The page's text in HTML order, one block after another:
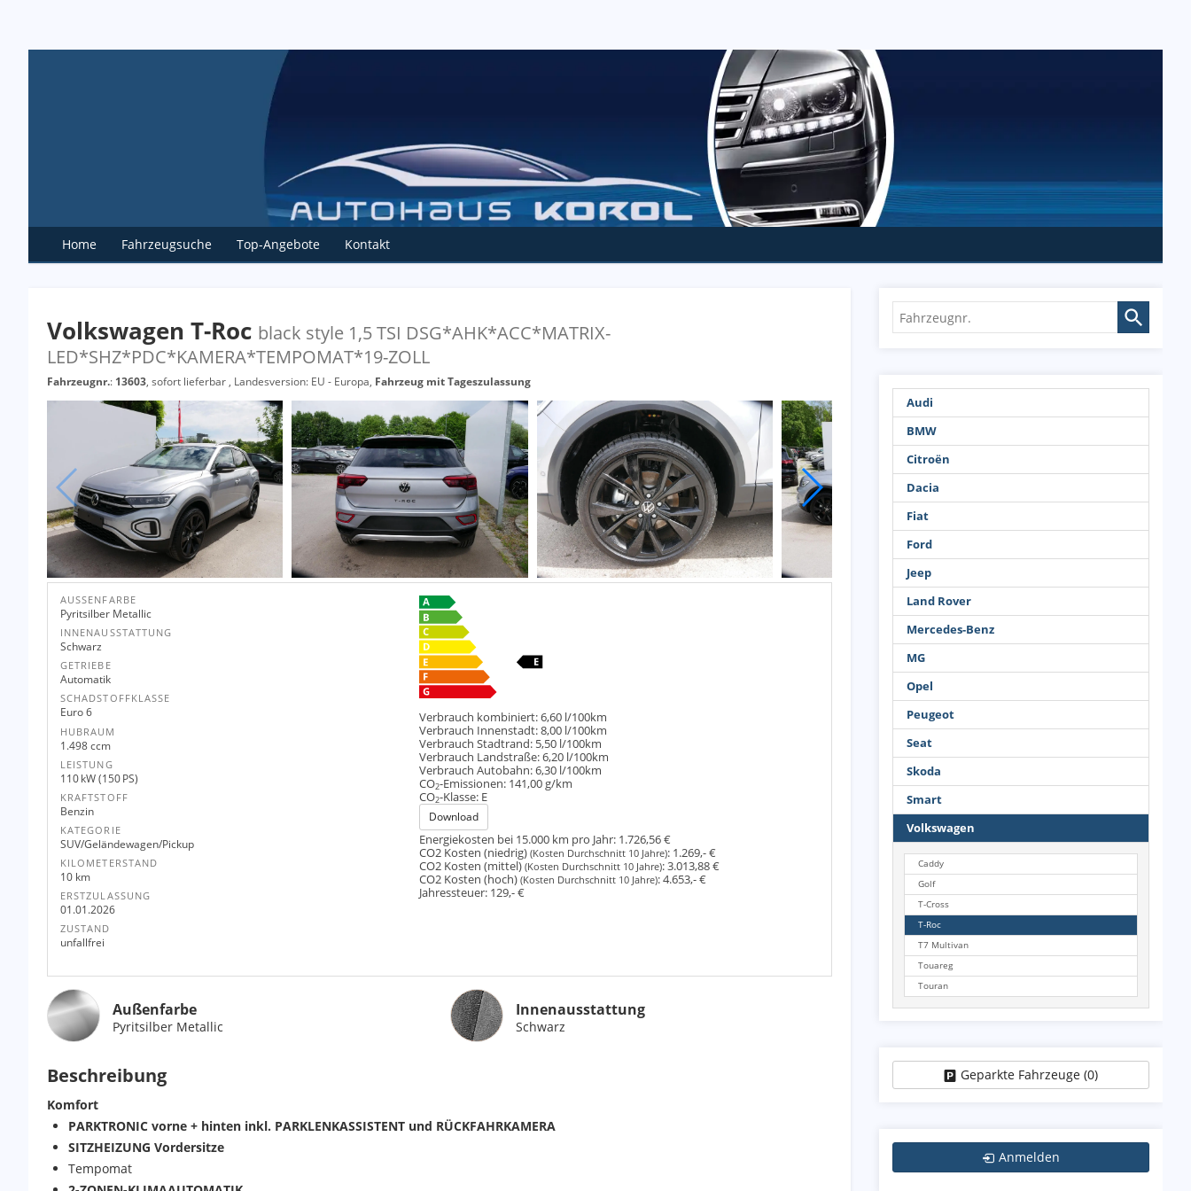
Home Fahrzeugsuche Top-Angebote Kontakt
Volkswagen T-Roc black style 1,5 TSI DSG*AHK*ACC*MATRIX-
LED*SHZ*PDC*KAMERA*TEMPOMAT*19-ZOLL
Fahrzeugnr.: 13603, sofort lieferbar , Landesversion: EU - Europa, Fahrzeug mit Tageszulassung
AUSSENFARBE
Pyritsilber Metallic
INNENAUSSTATTUNG
Schwarz
GETRIEBE
Automatik
SCHADSTOFFKLASSE
Euro 6
HUBRAUM
1.498 ccm
LEISTUNG
110 kW (150 PS)
KRAFTSTOFF
Benzin
KATEGORIE
SUV/Geländewagen/Pickup
KILOMETERSTAND
10 km
ERSTZULASSUNG
01.01.2026
ZUSTAND
unfallfrei
Verbrauch kombiniert:6,60 l/100km
Verbrauch Innenstadt:8,00 l/100km
Verbrauch Stadtrand: 5,50 l/100km
Verbrauch Landstraße:6,20 l/100km
Verbrauch Autobahn:6,30 l/100km
CO2-Emissionen: 141,00 g/km
CO2-Klasse: E
Download
Energiekosten bei 15.000 km pro Jahr: 1.726,56 €
CO2 Kosten (niedrig) (Kosten Durchschnitt 10 Jahre): 1.269,- €
CO2 Kosten (mittel) (Kosten Durchschnitt 10 Jahre):3.013,88 €
CO2 Kosten (hoch) (Kosten Durchschnitt 10 Jahre):4.653,- €
Jahressteuer: 129,- €
Außenfarbe
Pyritsilber Metallic
Innenausstattung
Innenausstattung
Schwarz
Beschreibung
Komfort
PARKTRONIC vorne + hinten inkl. PARKLENKASSISTENT und RÜCKFAHRKAMERA
SITZHEIZUNG Vordersitze
Tempomat
Fahrzeugnr.
Audi
BMW
Citroën
Dacia
Fiat
Ford
Jeep
Land Rover
Mercedes-Benz
MG
Opel
Peugeot
Seat
Skoda
Smart
Volkswagen
Caddy
Golf
T-Cross
T-Roc
T7 Multivan
Touareg
Touran
Geparkte Fahrzeuge (0)
Anmelden